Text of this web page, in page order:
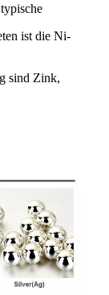
ist die Ni-
sind Zink,